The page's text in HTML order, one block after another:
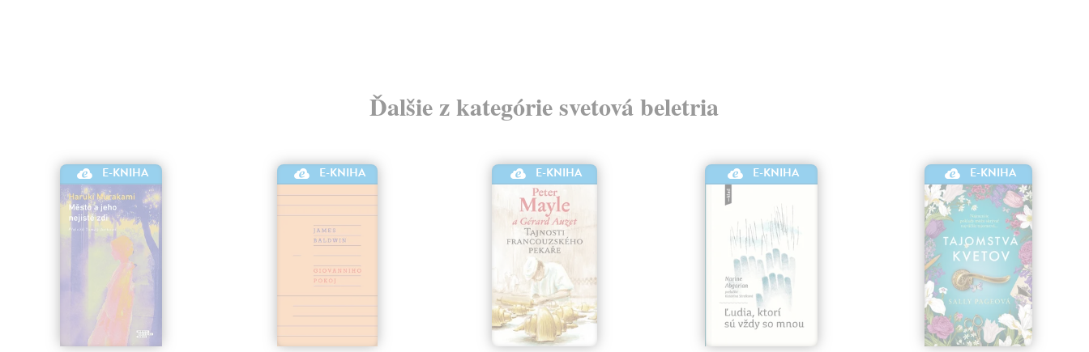
Ďalšie z kategórie svetová beletria
E-KNIHA E-KNIHA E-KNIHA E-KNIHA E-KNIHA